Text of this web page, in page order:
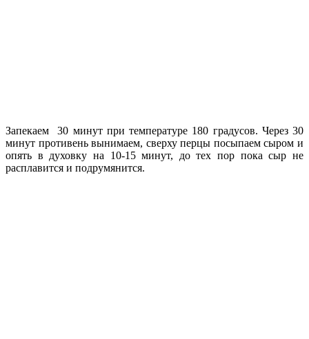
Запекаем 30 минут при температуре 180 градусов. Через 30
минут противень вынимаем, сверху перцы посыпаем сыром и
опять в духовку на 10-15 минут, до тех пор пока сыр не
расплавится и подрумянится.